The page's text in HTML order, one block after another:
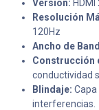
Versión:
Resolución
120Hz
Ancho de
Construcción
conductividad
Blindaje:
interferencias.